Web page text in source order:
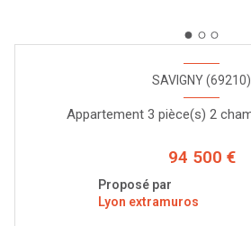
SAVIGNY (69210)
94 500 €
Proposé par
Lyon extramuros